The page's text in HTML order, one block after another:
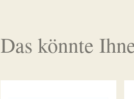
Das könnte